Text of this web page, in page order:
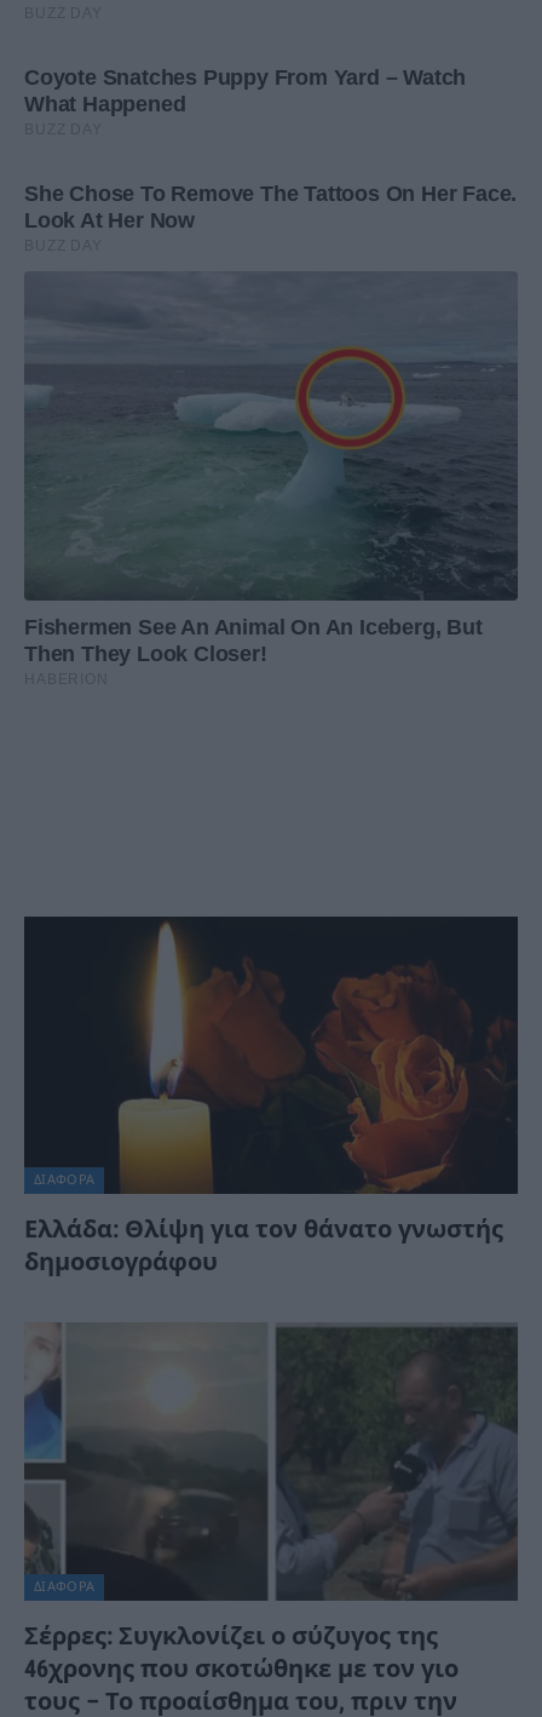
ΔΙΆΦΟΡΑ
Ελλάδα: Θλίψη για τον θάνατο γνωστής
δημοσιογράφου
ΔΙΆΦΟΡΑ
Σέρρες: Συγκλονίζει ο σύζυγος της
46χρονης που σκοτώθηκε με τον γιο
τους – Το προαίσθημα του, πριν την